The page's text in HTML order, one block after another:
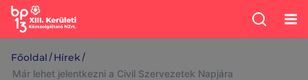
Főoldal /Hírek /
Már lehet jelentkezni a Civil Szervezetek Napjára